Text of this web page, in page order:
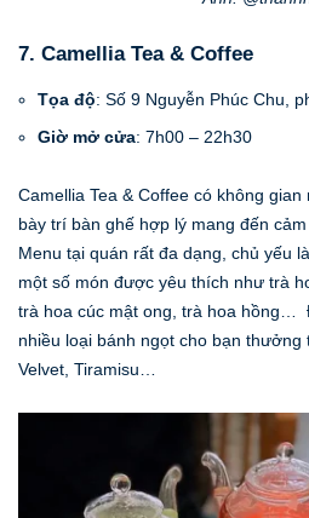
7. Camellia Tea & Coffee
Tọa độ: Số 9 Nguyễn Phúc Chu,
Giờ mở cửa: 7h00 – 22h30
Camellia Tea & Coffee có không
bày trí bàn ghế hợp lý mang đến
Menu tại quán rất đa dạng, chủ yếu
một số món được yêu thích như trà
trà hoa cúc mật ong, trà hoa hồng…
nhiều loại bánh ngọt cho bạn thưởng
Velvet, Tiramisu…